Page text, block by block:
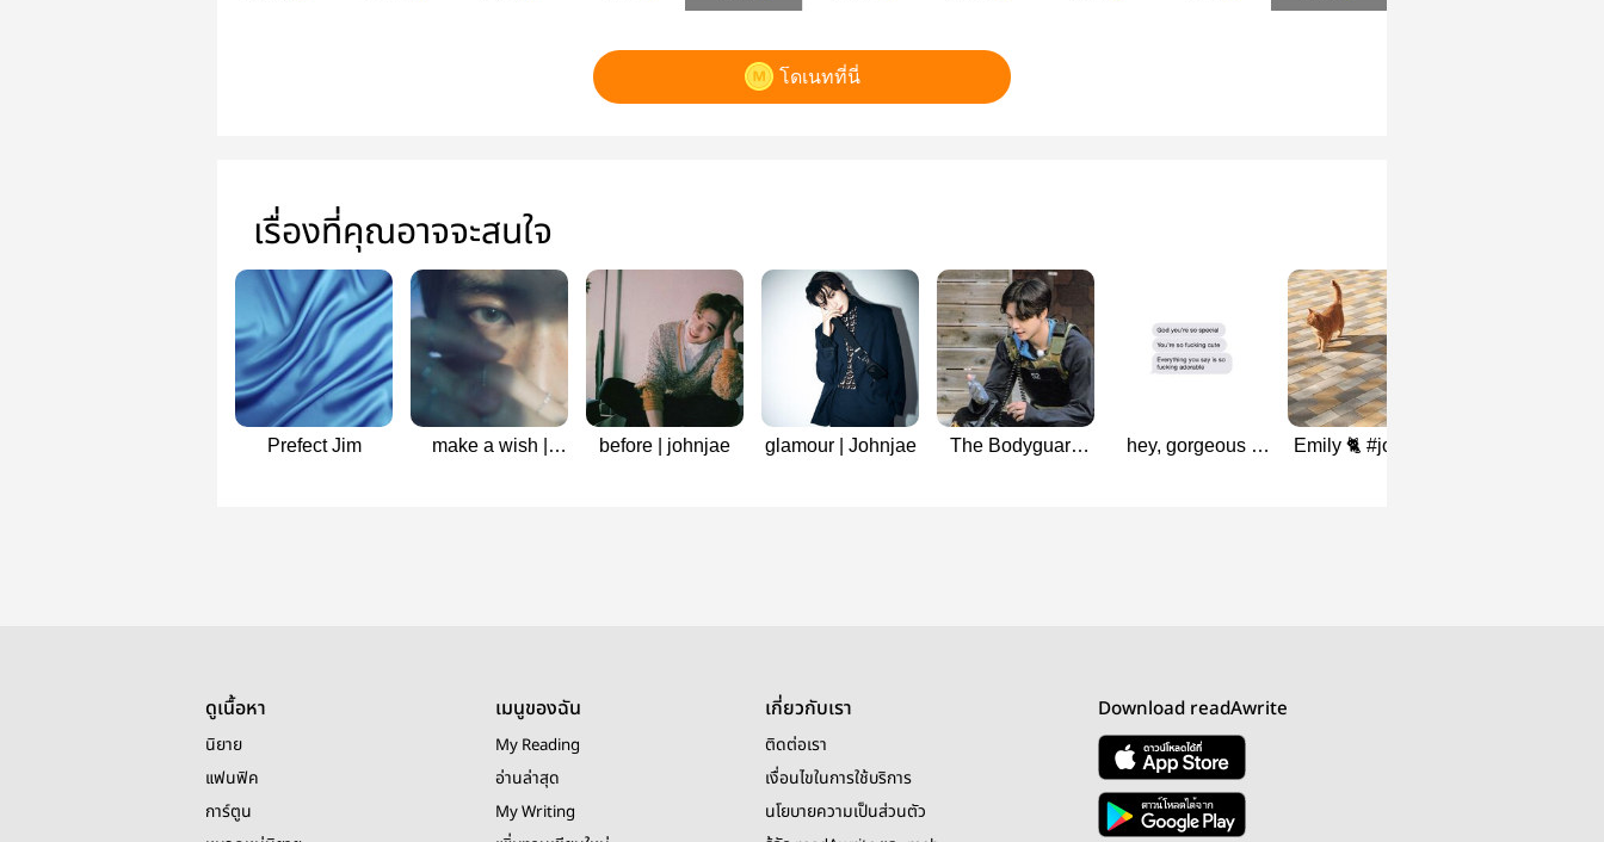
โดเนทที่นี่
เรื่องที่คุณอาจจะสนใจ
Prefect Jim
make a wish |
before | johnjae glamour | Johnjae
The Bodyguard
hey, gorgeous l
Emily 🐈 #johnjae
ดูเนื้อหา
นิยาย
แฟนฟิค
การ์ตูน
เมนูของฉัน
My Reading
อ่านล่าสุด
My Writing
เกี่ยวกับเรา
ติดต่อเรา
เงื่อนไขในการใช้บริการ
นโยบายความเป็นส่วนตัว
Download readAwrite